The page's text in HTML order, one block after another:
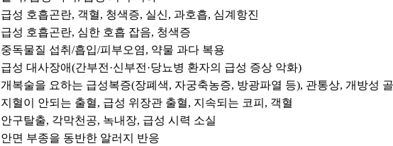
급성 호흡곤란, 객혈, 청색증, 실신, 과호흡, 심계항진
급성 호흡곤란, 심한 호흡 잡음, 청색증
중독물질 섭취/흡입/피부오염, 약물 과다 복용
급성 대사장애(간부전·신부전·당뇨병 환자의 급성 증상 악화)
개복술을 요하는 급성복증(장폐색, 자궁축농증, 방광파열 등), 관통상, 개방성
지혈이 안되는 출혈, 급성 위장관 출혈, 지속되는 코피, 객혈
안구탈출, 각막천공, 녹내장, 급성 시력 소실
안면 부종을 동반한 알러지 반응